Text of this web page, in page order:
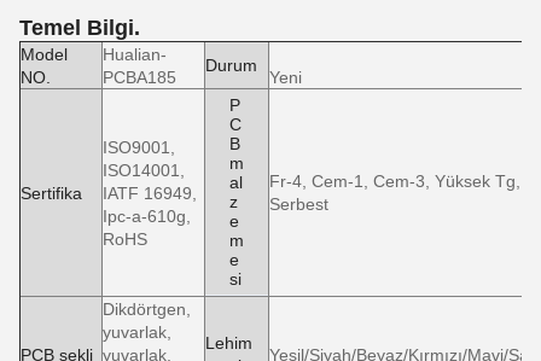
Temel Bilgi.
Model
NO.
Hualian-
PCBA185
Durum
Yeni
Sertifika
ISO9001,
ISO14001,
IATF 16949,
Ipc-a-610g,
RoHS
P
C
B
m
al
z
e
m
e
si
Fr-4, Cem-1, Cem-3, Yüksek Tg,
Serbest
PCB şekli
Dikdörtgen,
yuvarlak,
yuvarlak,
Lehim
Yeşil/Siyah/Beyaz/Kırmızı/Mavi/